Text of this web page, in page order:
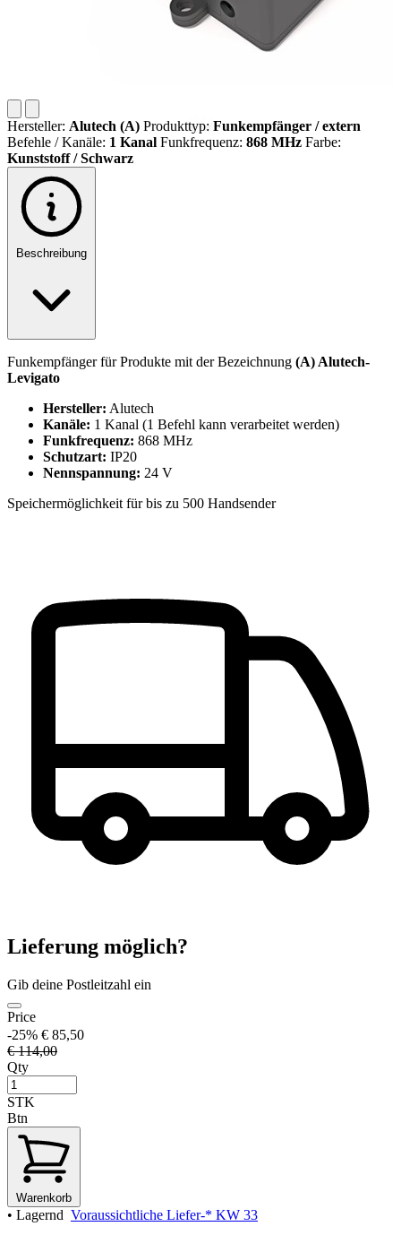
Hersteller: Alutech (A) Produkttyp: Funkempfänger / extern
Befehle / Kanäle: 1 Kanal Funkfrequenz: 868 MHz Farbe:
Kunststoff / Schwarz
Beschreibung
Funkempfänger für Produkte mit der Bezeichnung (A) Alutech-
Levigato
Hersteller: Alutech
Kanäle: 1 Kanal (1 Befehl kann verarbeitet werden)
Funkfrequenz: 868 MHz
Schutzart: IP20
Nennspannung: 24 V
Speichermöglichkeit für bis zu 500 Handsender
Lieferung möglich?
Gib deine Postleitzahl ein
Price
-25% € 85,50
€ 114,00
Qty
STK
Btn
Warenkorb
• Lagernd Voraussichtliche Liefer-* KW 33